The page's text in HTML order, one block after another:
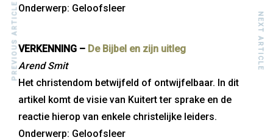
Onderwerp: Geloofsleer
VERKENNING – De Bijbel en zijn uitleg
Arend Smit
Het christendom betwijfeld of ontwijfelbaar. In dit
artikel komt de visie van Kuitert ter sprake en de
reactie hierop van enkele christelijke leiders.
Onderwerp: Geloofsleer
PREVIOUS ARTICLE NEXT ARTICLE